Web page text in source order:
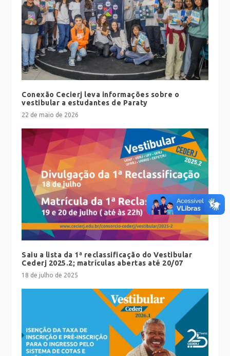
Conexão Cecierj leva informações sobre o
vestibular a estudantes de Paraty
22 de maio de 2026
Saiu a lista da 1ª reclassificação do Vestibular
Cederj 2025.2; matrículas abertas até 20/07
18 de julho de 2025